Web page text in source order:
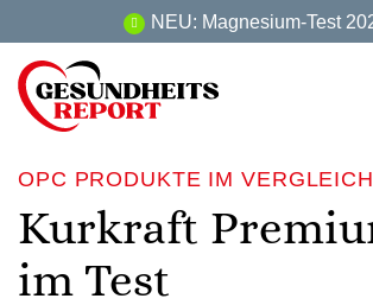
Inhalt
springen
NEU: Magnesium-Test
OPC PRODUKTE IM VERGLEICH
Kurkraft
im Test